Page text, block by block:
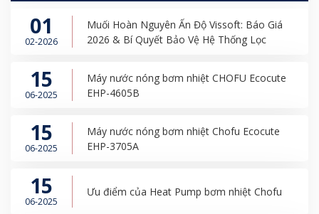
01
02-2026
Muối Hoàn Nguyên Ấn Độ Vissoft: Báo Giá
2026 & Bí Quyết Bảo Vệ Hệ Thống Lọc
15
06-2025
Máy nước nóng bơm nhiệt CHOFU Ecocute
EHP-4605B
15
06-2025
Máy nước nóng bơm nhiệt Chofu Ecocute
EHP-3705A
15
06-2025
Ưu điểm của Heat Pump bơm nhiệt Chofu